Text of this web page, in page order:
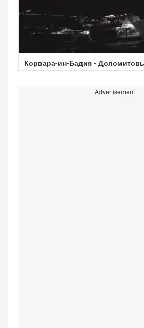
Корвара-ин-Бадия -
Погода
Advertisement